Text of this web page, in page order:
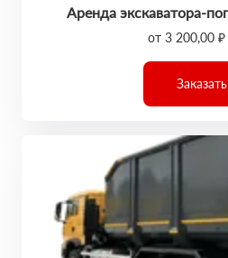
Аренда экскаватора-
от 3 200,00 ₽
Заказать